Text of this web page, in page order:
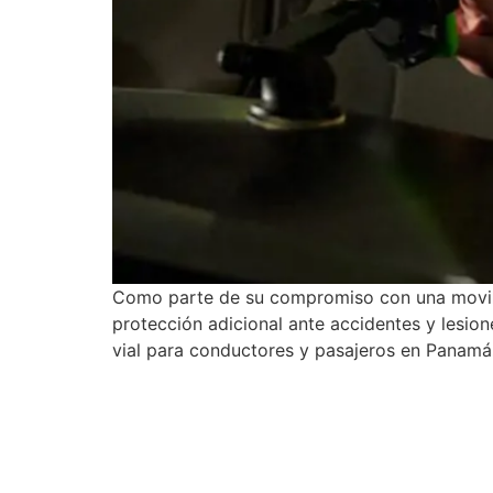
Como parte de su compromiso con una
protección adicional ante accidentes y
vial para conductores y pasajeros en